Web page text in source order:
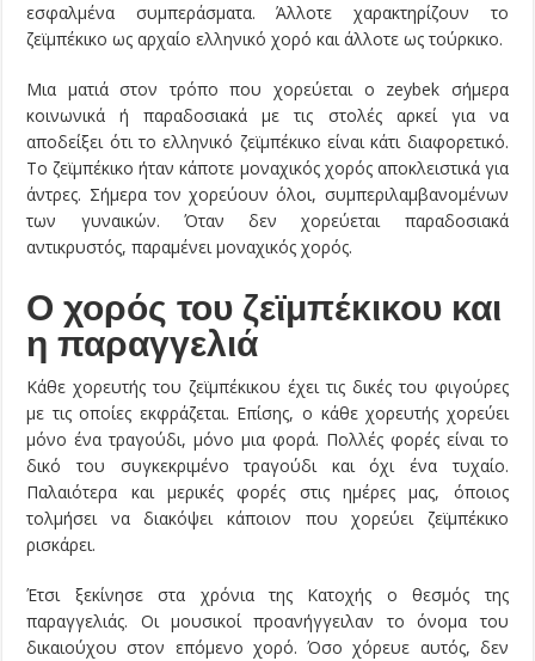
εσφαλμένα συμπεράσματα. Άλλοτε χαρακτηρίζουν το
ζεϊμπέκικο ως αρχαίο ελληνικό χορό και άλλοτε ως τούρκικο.
Μια ματιά στον τρόπο που χορεύεται ο zeybek σήμερα
κοινωνικά ή παραδοσιακά με τις στολές αρκεί για να
αποδείξει ότι το ελληνικό ζεϊμπέκικο είναι κάτι διαφορετικό.
Το ζεϊμπέκικο ήταν κάποτε μοναχικός χορός αποκλειστικά για
άντρες. Σήμερα τον χορεύουν όλοι, συμπεριλαμβανομένων
των γυναικών. Όταν δεν χορεύεται παραδοσιακά
αντικρυστός, παραμένει μοναχικός χορός.
Ο χορός του ζεϊμπέκικου και
η παραγγελιά
Κάθε χορευτής του ζεϊμπέκικου έχει τις δικές του φιγούρες
με τις οποίες εκφράζεται. Επίσης, ο κάθε χορευτής χορεύει
μόνο ένα τραγούδι, μόνο μια φορά. Πολλές φορές είναι το
δικό του συγκεκριμένο τραγούδι και όχι ένα τυχαίο.
Παλαιότερα και μερικές φορές στις ημέρες μας, όποιος
τολμήσει να διακόψει κάποιον που χορεύει ζεϊμπέκικο
ρισκάρει.
Έτσι ξεκίνησε στα χρόνια της Κατοχής ο θεσμός της
παραγγελιάς. Οι μουσικοί προανήγγειλαν το όνομα του
δικαιούχου στον επόμενο χορό. Όσο χόρευε αυτός, δεν